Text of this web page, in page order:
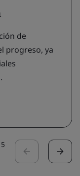
de
progreso, ya
5